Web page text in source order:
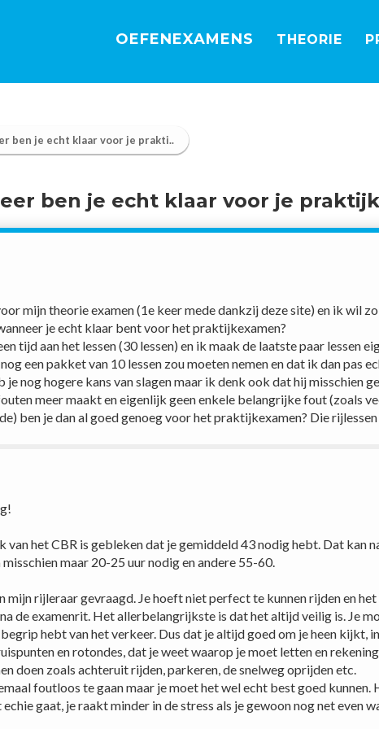
OEFENEXAMENS THEORIE
ben je echt klaar voor je prakti..
ben je echt klaar voor je
mijn theorie examen (1e keer mede dankzij deze site) en ik wil
je echt klaar bent voor het praktijkexamen?
tijd aan het lessen (30 lessen) en ik maak de laatste paar lessen
een pakket van 10 lessen zou moeten nemen en dat ik dan pas
je nog hogere kans van slagen maar ik denk ook dat hij misschien
meer maakt en eigenlijk geen enkele belangrijke fout (zoals
ben je dan al goed genoeg voor het praktijkexamen? Die
van het CBR is gebleken dat je gemiddeld 43 nodig hebt. Dat kan
maar 20-25 uur nodig en andere 55-60.
mijn rijleraar gevraagd. Je hoeft niet perfect te kunnen rijden en
de examenrit. Het allerbelangrijkste is dat het altijd veilig is. Je
hebt van het verkeer. Dus dat je altijd goed om je heen kijkt,
en rotondes, dat je weet waarop je moet letten en
doen zoals achteruit rijden, parkeren, de snelweg oprijden etc.
foutloos te gaan maar je moet het wel echt best goed
gaat, je raakt minder in de stress als je gewoon nog net even